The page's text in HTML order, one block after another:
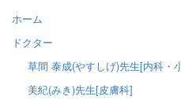
ホーム
ドクター
草間 泰成(やすしげ)先生[内科・
美紀(みき)先生[皮膚科]